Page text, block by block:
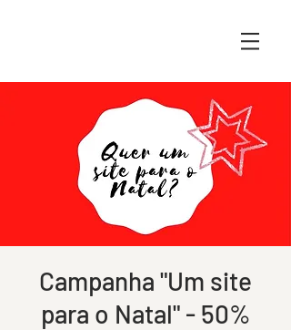
Campanha "Um site
para o Natal" - 50%